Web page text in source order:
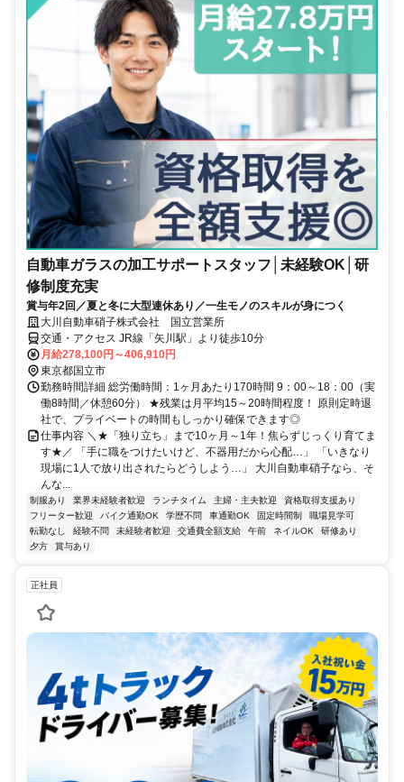
自動車ガラスの加工サポートスタッフ│未経験OK│研
修制度充実
賞与年2回／夏と冬に大型連休あり／一生モノのスキルが身につく
大川自動車硝子株式会社 国立営業所
交通・アクセス JR線「矢川駅」より徒歩10分
月給278,100円～406,910円
東京都国立市
勤務時間詳細 総労働時間：1ヶ月あたり170時間 9：00～18：00（実
働8時間／休憩60分） ★残業は月平均15～20時間程度！ 原則定時退
社で、プライベートの時間もしっかり確保できます◎
仕事内容 ＼★「独り立ち」まで10ヶ月～1年！焦らずじっくり育てま
す★／ 「手に職をつけたいけど、不器用だから心配…」 「いきなり
現場に1人で放り出されたらどうしよう…」 大川自動車硝子なら、そ
んな...
制服あり 業界未経験者歓迎 ランチタイム 主婦・主夫歓迎
資格取得支援あり
フリーター歓迎
バイク通勤OK 学歴不問 車通勤OK 固定時間制
職場見学可
転勤なし
経験不問 未経験者歓迎 交通費全額支給 午前 ネイルOK
研修あり
夕方
賞与あり
正社員